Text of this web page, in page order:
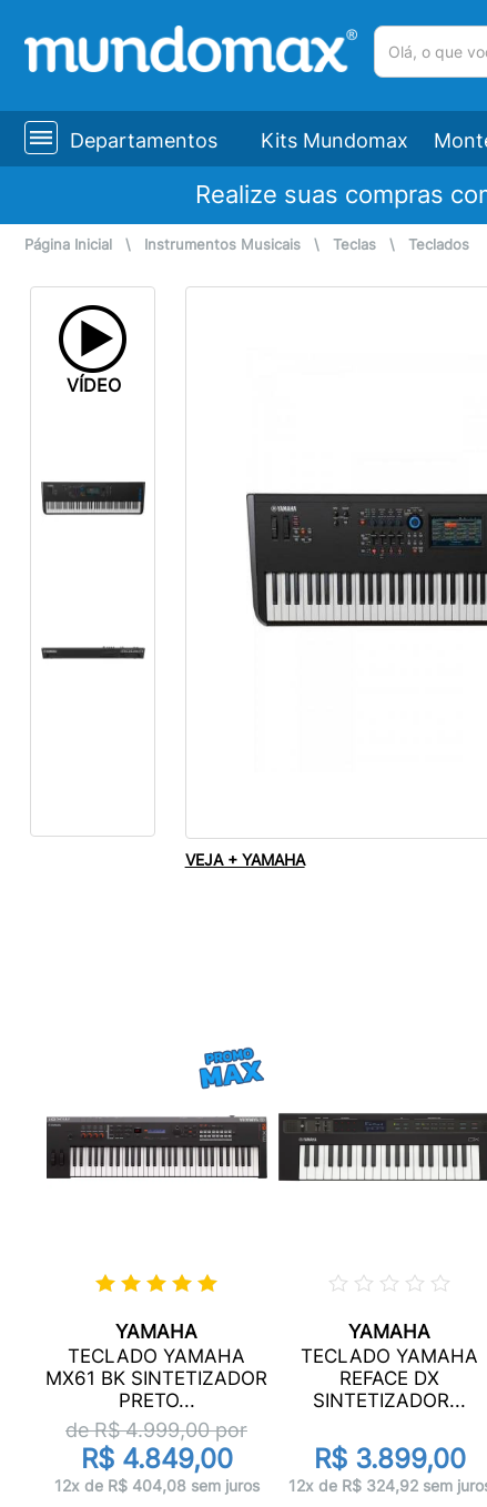
Departamentos Kits Mundomax
Realize suas compras
Página Inicial \ Instrumentos Musicais \ Teclas \ Teclados
VÍDEO
VEJA + YAMAHA
YAMAHA
TECLADO YAMAHA
MX61 BK SINTETIZADOR
PRETO...
de R$4.999,00por
R$ 4.849,00
12x de R$ 404,08 sem juros
YAMAHA
TECLADO YAMAHA
REFACE DX
SINTETIZADOR...
R$ 3.899,00
12x de R$ 324,92 sem